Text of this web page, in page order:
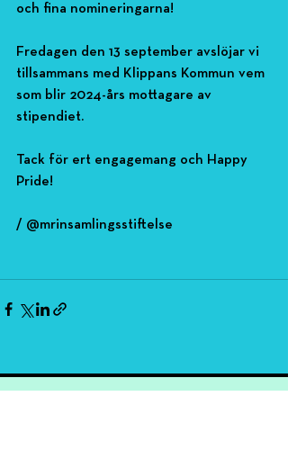
och fina nomineringarna!
Fredagen den 13 september avslöjar vi
tillsammans med Klippans Kommun vem
som blir 2024-års mottagare av
stipendiet.
Tack för ert engagemang och Happy
Pride!
/ @mrinsamlingsstiftelse